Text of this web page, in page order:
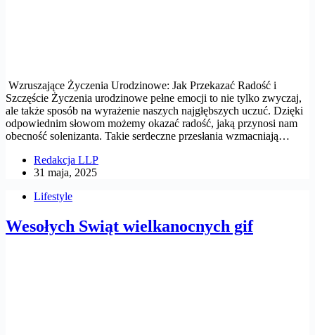
Wzruszające Życzenia Urodzinowe: Jak Przekazać Radość i
Szczęście Życzenia urodzinowe pełne emocji to nie tylko zwyczaj,
ale także sposób na wyrażenie naszych najgłębszych uczuć. Dzięki
odpowiednim słowom możemy okazać radość, jaką przynosi nam
obecność solenizanta. Takie serdeczne przesłania wzmacniają…
Redakcja LLP
31 maja, 2025
Lifestyle
Wesołych Swiąt wielkanocnych gif